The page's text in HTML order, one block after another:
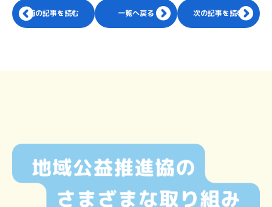
前の記事を読む 一覧へ戻る 次の記事を読む